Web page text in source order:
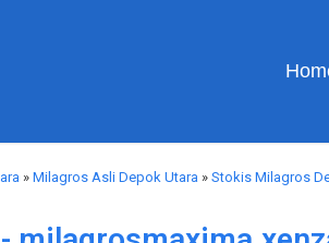
» Milagros Asli Depok Utara » Stokis Milagros